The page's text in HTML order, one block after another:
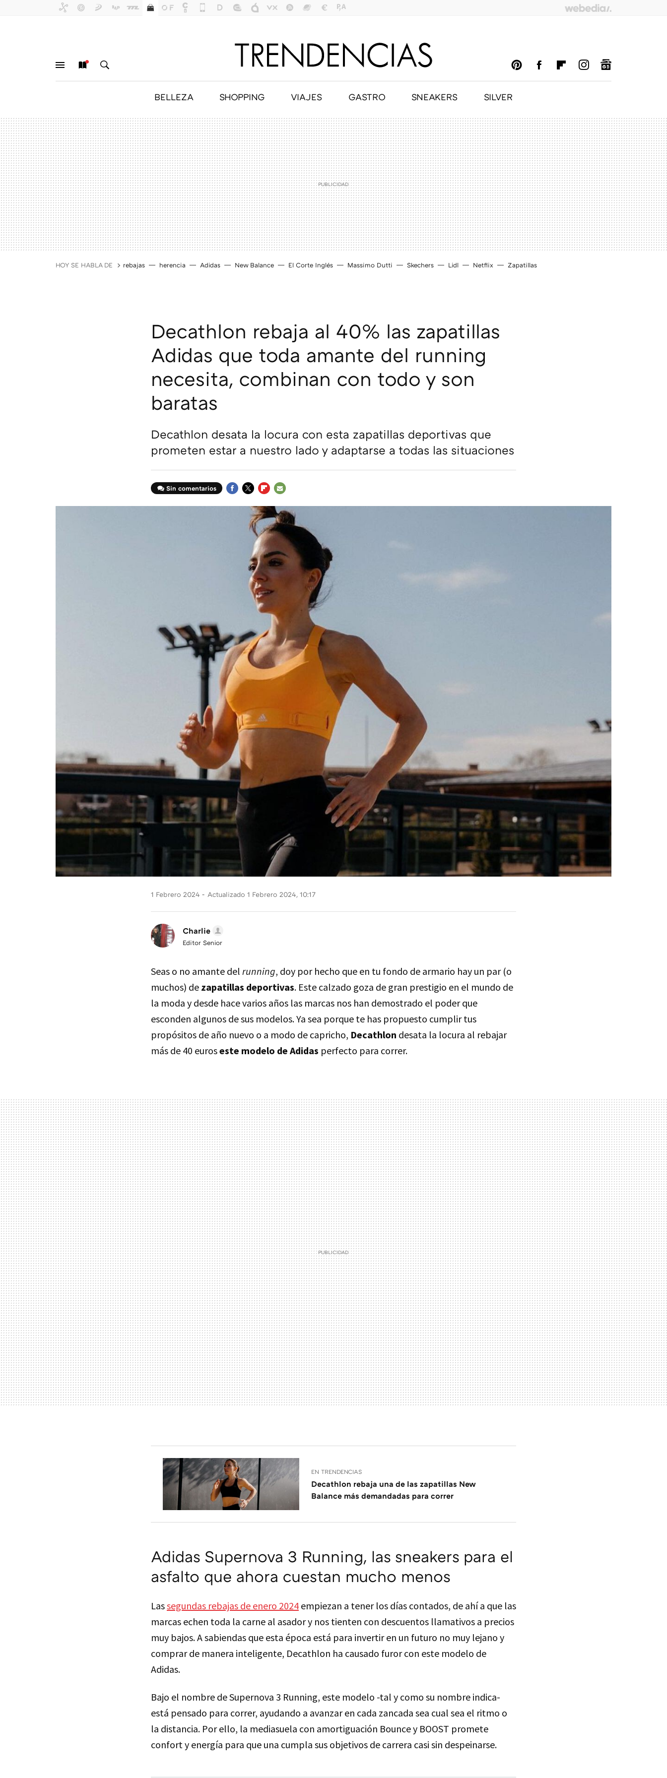
BELLEZA SHOPPING VIAJES GASTRO SNEAKERS SILVER
HOY SE HABLA DE rebajas herencia Adidas New Balance El Corte Inglés Massimo Dutti Skechers Lidl Netflix Zapatillas
Decathlon rebaja al 40% las zapatillas
Adidas que toda amante del running
necesita, combinan con todo y son
baratas
Decathlon desata la locura con esta zapatillas deportivas que
prometen estar a nuestro lado y adaptarse a todas las situaciones
Sin comentarios
MAIL
1 Febrero 2024 Actualizado 1 Febrero 2024, 10:17
Charlie
Editor Senior
Seas o no amante del running, doy por hecho que en tu fondo de armario hay un par (o
muchos) de zapatillas deportivas. Este calzado goza de gran prestigio en el mundo de
la moda y desde hace varios años las marcas nos han demostrado el poder que
esconden algunos de sus modelos. Ya sea porque te has propuesto cumplir tus
propósitos de año nuevo o a modo de capricho, Decathlon desata la locura al rebajar
más de 40 euroseste modelo de Adidas perfecto para correr.
EN TRENDENCIAS
Decathlon rebaja una de las zapatillas New
Balance más demandadas para correr
Adidas Supernova 3 Running, las sneakers para el
asfalto que ahora cuestan mucho menos
Lassegundas rebajas de enero 2024 empiezan a tener los días contados, de ahí a que las
marcas echen toda la carne al asador y nos tienten con descuentos llamativos a precios
muy bajos. A sabiendas que esta época está para invertir en un futuro no muy lejano y
comprar de manera inteligente, Decathlon ha causado furor con este modelo de
Adidas.
Bajo el nombre de Supernova 3 Running, este modelo -tal y como su nombre indica-
está pensado para correr, ayudando a avanzar en cada zancada sea cual sea el ritmo o
la distancia. Por ello, la mediasuela con amortiguación Bounce y BOOST promete
confort y energía para que una cumpla sus objetivos de carrera casi sin despeinarse.